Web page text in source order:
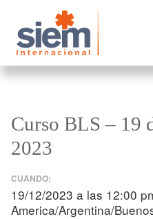
Curso BLS – 19
2023
CUANDO:
19/12/2023 a las 12:00
America/Argentina/